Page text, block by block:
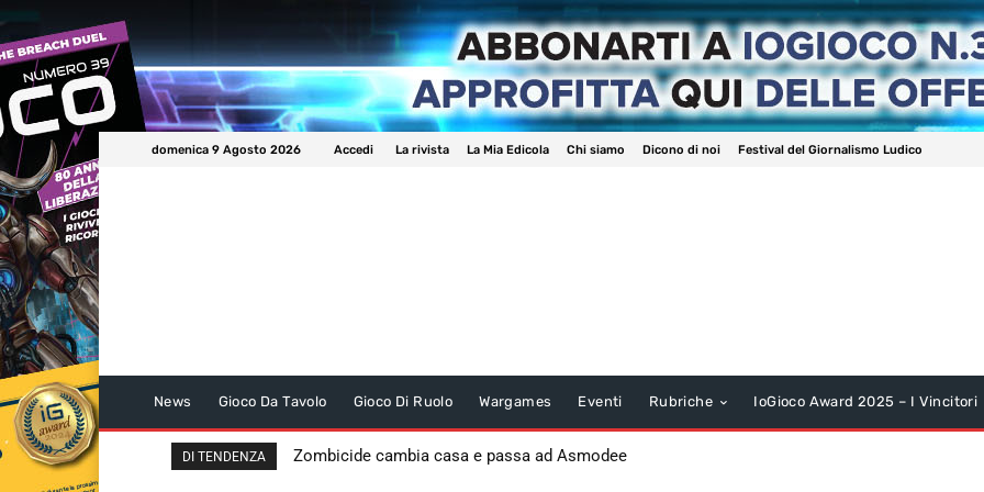
domenica 9 Agosto 2026 Accedi La rivista La Mia Edicola Chi siamo Dicono di noi Festival del Giornalismo Ludico
News Gioco Da Tavolo Gioco Di Ruolo Wargames Eventi Rubriche IoGioco Award 2025 – I Vincitori
DI TENDENZA Zombicide cambia casa e passa ad Asmodee